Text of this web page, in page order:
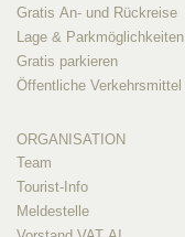
Gratis An- und Rückreise
Lage & Parkmöglichkeiten
Gratis parkieren
Öffentliche Verkehrsmittel
ORGANISATION
Team
Tourist-Info
Meldestelle